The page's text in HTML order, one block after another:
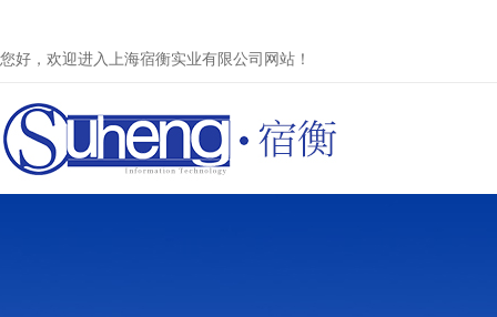
您好，欢迎进入上海宿衡实业有限公司网站！